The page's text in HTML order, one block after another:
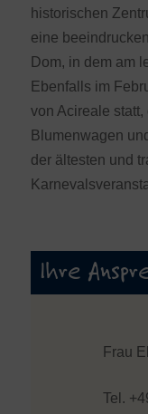
historischen
eine
Dom, in dem am
Ebenfalls im
von Acireale
Blumenwagen
der ältesten und
Ihre
Frau
Tel.